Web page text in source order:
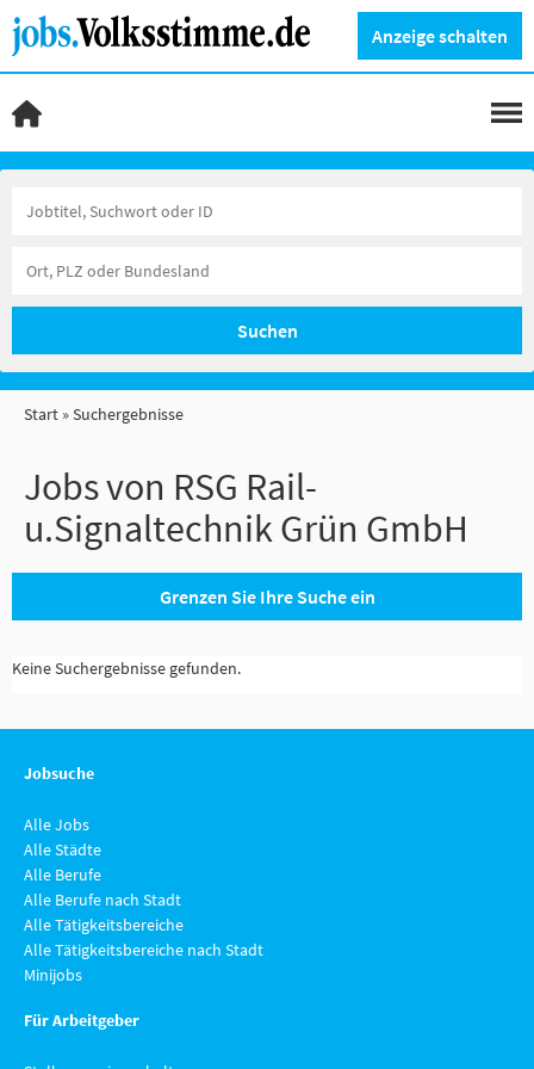
Anzeige schalten
Suchen
Start Suchergebnisse
Jobs von RSG Rail-
u.Signaltechnik Grün GmbH
Grenzen Sie Ihre Suche ein
Keine Suchergebnisse gefunden.
Jobsuche
Alle Jobs
Alle Städte
Alle Berufe
Alle Berufe nach Stadt
Alle Tätigkeitsbereiche
Alle Tätigkeitsbereiche nach Stadt
Minijobs
Für Arbeitgeber